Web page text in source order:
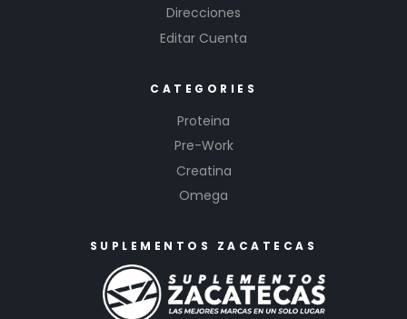
Direcciones
Editar Cuenta
CATEGORIES
Proteina
Pre-Work
Creatina
Omega
SUPLEMENTOS ZACATECAS